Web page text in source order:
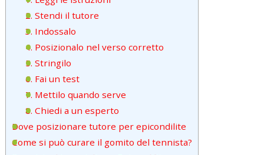
2. Stendi il tutore
3. Indossalo
4. Posizionalo nel verso corretto
5. Stringilo
6. Fai un test
7. Mettilo quando serve
8. Chiedi a un esperto
Dove posizionare tutore per epicondilite
Come si può curare il gomito del tennista?